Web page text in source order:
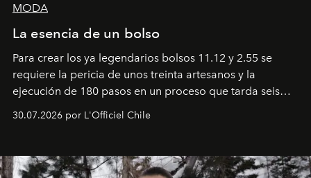
MODA
La esencia de un bolso
Para crear los ya legendarios bolsos 11.12 y 2.55 se
requiere la pericia de unos treinta artesanos y la
ejecución de 180 pasos en un proceso que tarda seis
que se enseña solamente en la escuela de formación de
30.07.2026 por L'Officiel Chile